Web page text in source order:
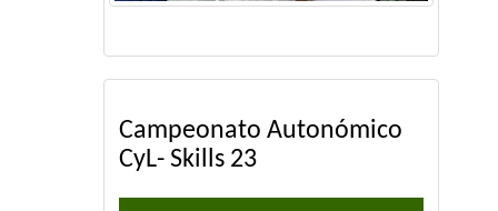
Campeonato Autonómico
CyL- Skills 23